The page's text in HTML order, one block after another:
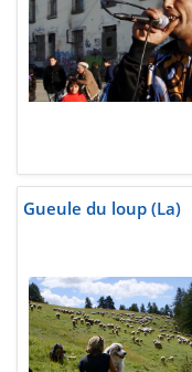
Gueule du loup (La)